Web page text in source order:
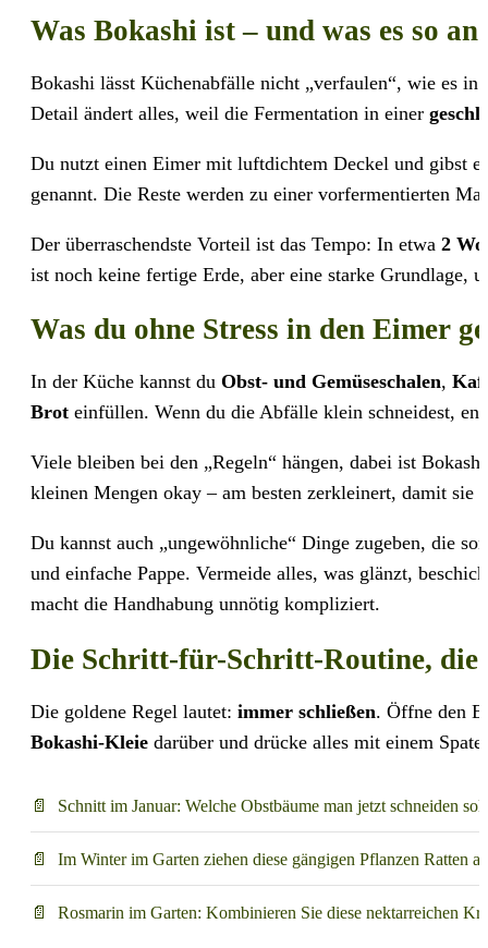
Was Bokashi ist – und was es so
Bokashi lässt Küchenabfälle nicht „verfaulen“, wie es
Detail ändert alles, weil die Fermentation in einer
Du nutzt einen Eimer mit luftdichtem Deckel und gibst
genannt. Die Reste werden zu einer vorfermentierten
Der überraschendste Vorteil ist das Tempo: In etwa 2
ist noch keine fertige Erde, aber eine starke Grundlage,
Was du ohne Stress in den Eimer
In der Küche kannst du Obst- und Gemüseschalen,
Brot einfüllen. Wenn du die Abfälle klein schneidest,
Viele bleiben bei den „Regeln“ hängen, dabei ist
kleinen Mengen okay – am besten zerkleinert, damit sie
Du kannst auch „ungewöhnliche“ Dinge zugeben, die
und einfache Pappe. Vermeide alles, was glänzt,
macht die Handhabung unnötig kompliziert.
Die Schritt-für-Schritt-Routine,
Die goldene Regel lautet: immer schließen. Öffne den
Bokashi-Kleie darüber und drücke alles mit einem
Schnitt im Januar: Welche Obstbäume man jetzt schneiden
Im Winter im Garten ziehen diese gängigen Pflanzen Ratten
Rosmarin im Garten: Kombinieren Sie diese nektarreichen